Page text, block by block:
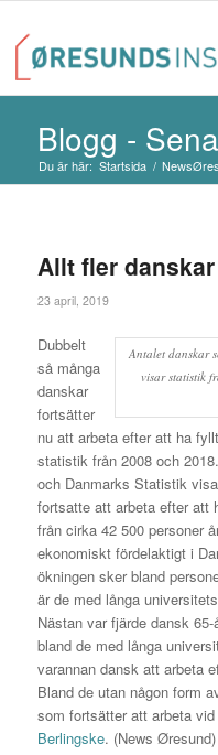
Blogg -
Du är här: Startsida /
Allt fler
23 april, 2019
Antalet danskar
visar statistik
Dubbelt
så många
danskar
fortsätter
nu att arbeta efter att ha
statistik från 2008 och
och Danmarks Statistik
fortsatte att arbeta efter att
från cirka 42 500 personer
ekonomiskt fördelaktigt i
ökningen sker bland
är de med långa
Nästan var fjärde dansk
bland de med långa
varannan dansk att arbeta
Bland de utan någon form
som fortsätter att arbeta
Berlingske. (News Øresund)